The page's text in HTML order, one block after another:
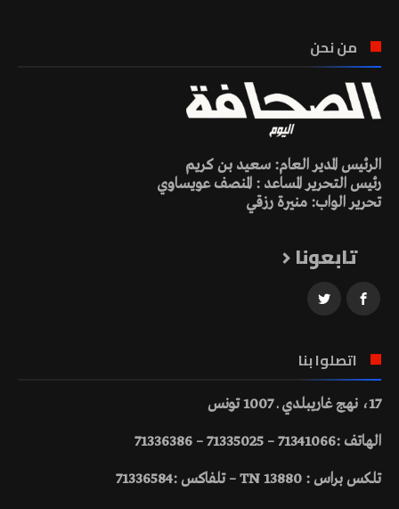
من نحن
الرئيس المدير العام: سعيد بن كريم
رئيس التحرير المساعد : المنصف عويساوي
تحرير الواب: منيرة رزقي
تابعونا
اتصلوا بنا
17، نهج غاريبلدي ـ 1007 تونس
الهاتف :71341066 – 71335025 – 71336386
تلكس براس : 13880 TN – تلفاكس :71336584